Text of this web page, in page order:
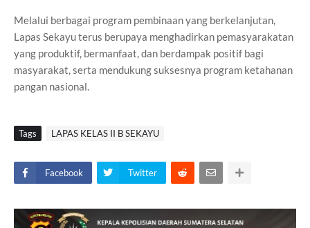
Melalui berbagai program pembinaan yang berkelanjutan,
Lapas Sekayu terus berupaya menghadirkan pemasyarakatan
yang produktif, bermanfaat, dan berdampak positif bagi
masyarakat, serta mendukung suksesnya program ketahanan
pangan nasional.
Tags LAPAS KELAS II B SEKAYU
Facebook Twitter